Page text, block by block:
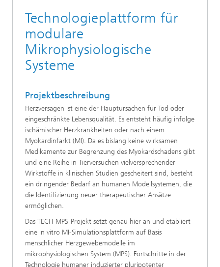
Technologieplattform für
modulare
Mikrophysiologische
Systeme
Projektbeschreibung
Herzversagen ist eine der Hauptursachen für Tod oder
eingeschränkte Lebensqualität. Es entsteht häufig infolge
ischämischer Herzkrankheiten oder nach einem
Myokardinfarkt (MI). Da es bislang keine wirksamen
Medikamente zur Begrenzung des Myokardschadens gibt
und eine Reihe in Tierversuchen vielversprechender
Wirkstoffe in klinischen Studien gescheitert sind, besteht
ein dringender Bedarf an humanen Modellsystemen, die
die Identifizierung neuer therapeutischer Ansätze
ermöglichen.
Das TECH-MPS-Projekt setzt genau hier an und etabliert
eine in vitro MI-Simulationsplattform auf Basis
menschlicher Herzgewebemodelle im
mikrophysiologischen System (MPS). Fortschritte in der
Technologie humaner induzierter pluripotenter